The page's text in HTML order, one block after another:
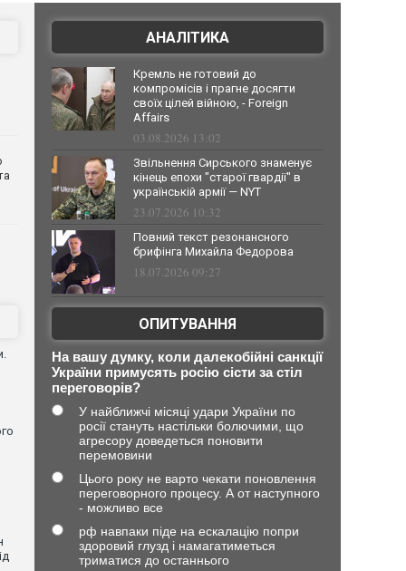
АНАЛІТИКА
Кремль не готовий до
компромісів і прагне досягти
своїх цілей війною, - Foreign
Affairs
03.08.2026 13:02
Звільнення Сирського знаменує
кінець епохи "старої гвардії" в
українській армії — NYT
23.07.2026 10:32
Повний текст резонансного
брифінга Михайла Федорова
18.07.2026 09:27
ОПИТУВАННЯ
На вашу думку, коли далекобійні санкції
України примусять росію сісти за стіл
переговорів?
У найближчі місяці удари України по
росії стануть настільки болючими, що
агресору доведеться поновити
перемовини
Цього року не варто чекати поновлення
переговорного процесу. А от наступного
- можливо все
рф навпаки піде на ескалацію попри
здоровий глузд і намагатиметься
триматися до останнього